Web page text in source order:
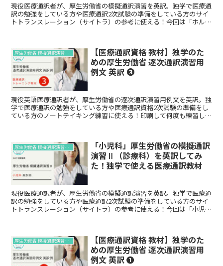
現役医療通訳者が、厚生労働省の模擬通訳演習を英訳。独学で医療通
訳の勉強をしている方や医療通訳2次試験の準備をしている方のサイ
トトランスレーション（サイトラ）の参考に使える！今回は「ホルタ
厚生労働省 模擬通訳演習の英訳例
【医療通訳資格 教材】独学のた
めの厚生労働省 逐次通訳演習用
例文 英訳 ❸
現役英語医療通訳者が、厚生労働省の逐次通訳演習用例文を英訳。独
学で医療通訳の勉強をしている方や医療通訳資格2次試験の準備をし
ている方のノートテイキング練習に使える！印刷して何度も練習して
厚生労働省 模擬通訳演習の英訳例
「小児科」厚生労働省の模擬通訳
演習Ⅱ（診療科）を英訳してみ
た！独学で使える医療通訳教材
現役医療通訳者が、厚生労働省の模擬通訳演習を英訳。独学で医療通
訳の勉強をしている方や医療通訳2次試験の準備をしている方のサイ
トトランスレーション（サイトラ）の参考に使える！今回は「小児
厚生労働省 模擬通訳演習の英訳例
【医療通訳資格 教材】独学のた
めの厚生労働省 逐次通訳演習用
例文 英訳 ❶